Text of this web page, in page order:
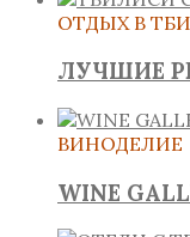
ОТДЫХ В
ЛУЧШИЕ
ВИНОДЕЛИЕ
WINE